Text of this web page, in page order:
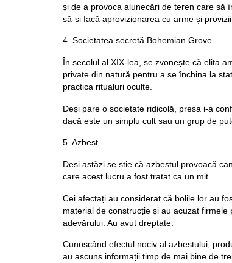
și de a provoca alunecări de teren care să
să-și facă aprovizionarea cu arme și provizii.
4. Societatea secretă Bohemian Grove
În secolul al XIX-lea, se zvonește că elita
private din natură pentru a se închina la
practica ritualuri oculte.
Deși pare o societate ridicolă, presa i-a
dacă este un simplu cult sau un grup de
5. Azbest
Deși astăzi se știe că azbestul provoacă
care acest lucru a fost tratat ca un mit.
Cei afectați au considerat că bolile lor au
material de construcție și au acuzat
adevărului. Au avut dreptate.
Cunoscând efectul nociv al azbestului,
au ascuns informații timp de mai bine de